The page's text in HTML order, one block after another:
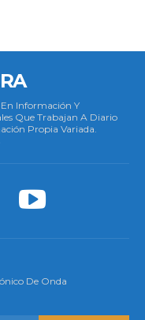
En Información Y
Que Trabajan A Diario
Propia Variada.
De Onda